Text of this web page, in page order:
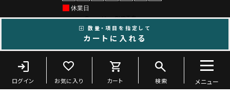
Copyright ©ARTIF All Rights Reserved.
数量・項目を指定して
カートに入れる